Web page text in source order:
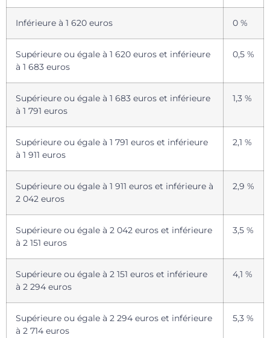
Inférieure à 1 620 euros 0 %
Supérieure ou égale à 1 620 euros et inférieure
à 1 683 euros
0,5 %
Supérieure ou égale à 1 683 euros et inférieure
à 1 791 euros
1,3 %
Supérieure ou égale à 1 791 euros et inférieure
à 1 911 euros
2,1 %
Supérieure ou égale à 1 911 euros et inférieure à
2 042 euros
2,9 %
Supérieure ou égale à 2 042 euros et inférieure
à 2 151 euros
3,5 %
Supérieure ou égale à 2 151 euros et inférieure
à 2 294 euros
4,1 %
Supérieure ou égale à 2 294 euros et inférieure
à 2 714 euros
5,3 %